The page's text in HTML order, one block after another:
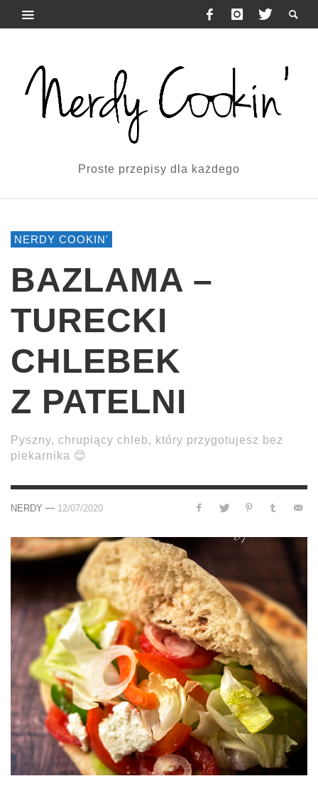
Proste przepisy dla każdego
NERDY COOKIN'
BAZLAMA –
TURECKI
CHLEBEK
Z PATELNI
Pyszny, chrupiący chleb, który przygotujesz bez
piekarnika 😊
NERDY — 12/07/2020